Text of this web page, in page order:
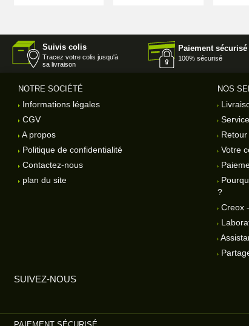
Suivis colis
Tracez votre colis jusqu'à
sa livraison
Paiement sécurisé
100% sécurisé
NOTRE SOCIÉTÉ
Informations légales
CGV
A propos
Politique de confidentialité
Contactez-nous
plan du site
NOS
Votre
?
Creox
SUIVEZ-NOUS